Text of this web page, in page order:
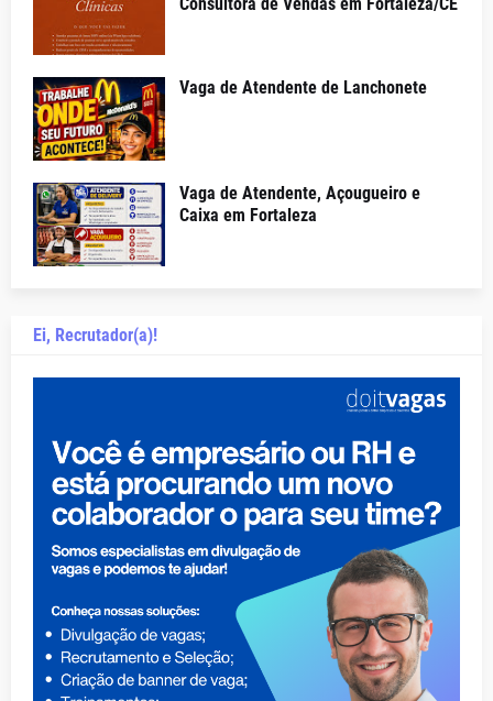
Vaga de Atendente de Lanchonete
Vaga de Atendente, Açougueiro e
Caixa em Fortaleza
Ei, Recrutador(a)!